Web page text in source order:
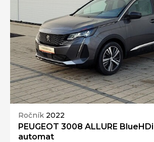
Ročník 2022
PEUGEOT 3008 ALLURE
automat